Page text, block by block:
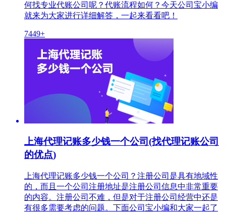
何找专业代账公司呢？代账流程如何？今天公司宝小编
就来为大家进行详细解答，一起来看看吧！
7449+
上海代理记账多少钱一个公司(找代理记账公司
的优点)
上海代理记账多少钱一个公司？注册公司是具有地域性
的，而且一个公司注册地址是注册公司信息中非常重要
的内容。注册公司不难，但是对于注册公司经营中还是
有很多需要考虑的问题。下面公司宝小编和大家一起了